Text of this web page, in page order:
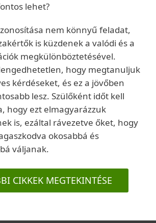
lehet?
nem könnyű feladat,
is küzdenek a valódi és a
megkülönböztetésével.
hogy megtanuljuk
kérdéseket, és ez a jövőben
lesz. Szülőként időt kell
hogy ezt elmagyarázzuk
is, ezáltal rávezetve őket, hogy
okosabbá és
váljanak.
CIKKEK MEGTEKINTÉSE